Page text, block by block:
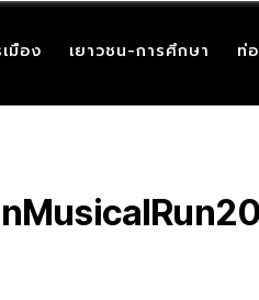
มือง เยาวชน-การศึกษา ท่